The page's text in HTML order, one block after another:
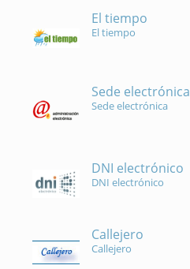
El tiempo
El tiempo
Sede electrónica
Sede electrónica
DNI electrónico
DNI electrónico
Callejero
Callejero